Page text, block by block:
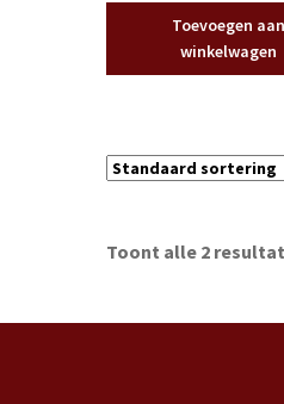
Toevoegen aan
winkelwagen
Toont alle 2